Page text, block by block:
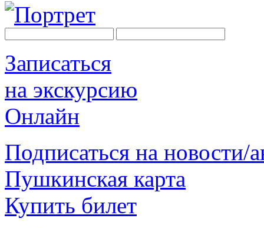
Записаться
на экскурсию
Онлайн
Подписаться на новости/
Пушкинская карта
Купить билет